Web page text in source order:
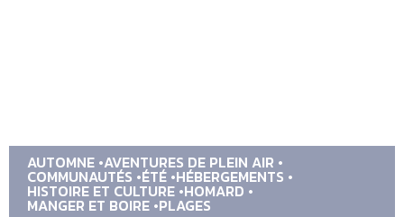
AUTOMNE AVENTURES DE PLEIN AIR
COMMUNAUTÉS ÉTÉ HÉBERGEMENTS
HISTOIRE ET CULTURE HOMARD
MANGER ET BOIRE PLAGES